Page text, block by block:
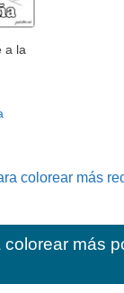
a la
colorear más
más